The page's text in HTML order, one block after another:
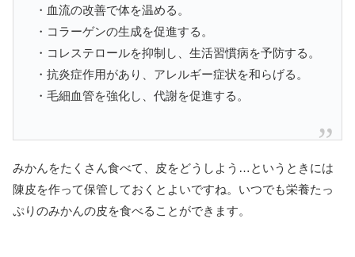
・血流の改善で体を温める。
・コラーゲンの生成を促進する。
・コレステロールを抑制し、生活習慣病を予防する。
・抗炎症作用があり、アレルギー症状を和らげる。
・毛細血管を強化し、代謝を促進する。
みかんをたくさん食べて、皮をどうしよう…というときには
陳皮を作って保管しておくとよいですね。いつでも栄養たっ
ぷりのみかんの皮を食べることができます。